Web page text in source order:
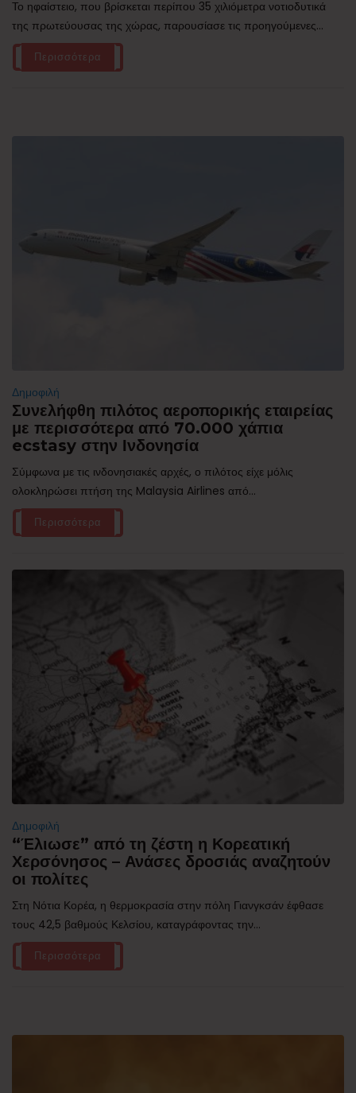
Το ηφαίστειο, που βρίσκεται περίπου 35 χιλιόμετρα νοτιοδυτικά
της πρωτεύουσας της χώρας, παρουσίασε τις προηγούμενες...
Περισσότερα
Δημοφιλή
Συνελήφθη πιλότος αεροπορικής εταιρείας
με περισσότερα από 70.000 χάπια
ecstasy στην Ινδονησία
Σύμφωνα με τις ινδονησιακές αρχές, ο πιλότος είχε μόλις
ολοκληρώσει πτήση της Malaysia Airlines από...
Περισσότερα
Δημοφιλή
“Έλιωσε” από τη ζέστη η Κορεατική
Χερσόνησος – Ανάσες δροσιάς αναζητούν
οι πολίτες
Στη Νότια Κορέα, η θερμοκρασία στην πόλη Γιανγκσάν έφθασε
τους 42,5 βαθμούς Κελσίου, καταγράφοντας την...
Περισσότερα